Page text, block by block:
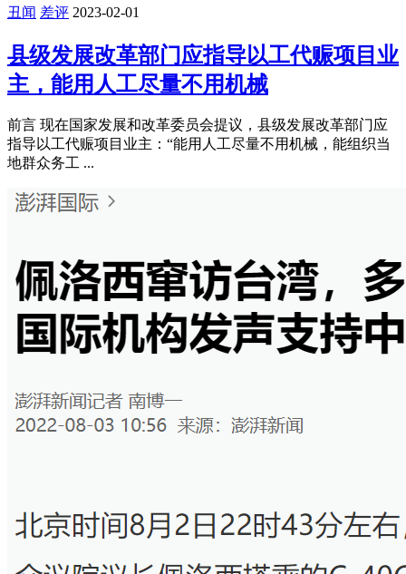
丑闻 差评 2023-02-01
县级发展改革部门应指导以工代赈项目业
主，能用人工尽量不用机械
前言 现在国家发展和改革委员会提议，县级发展改革部门应
指导以工代赈项目业主：“能用人工尽量不用机械，能组织当
地群众务工 ...